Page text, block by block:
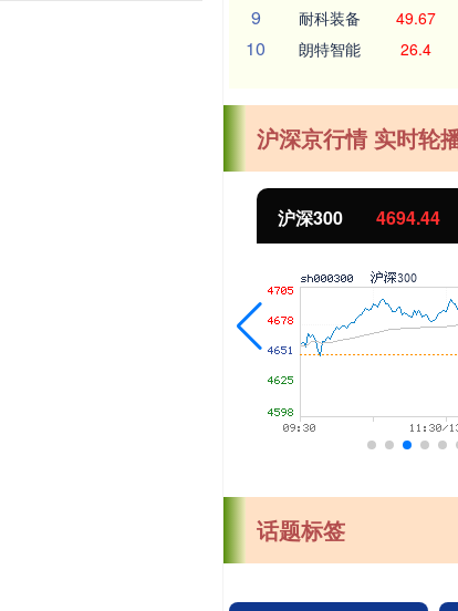
9 耐科装备 49.67
10 朗特智能 26.4
沪深京行情 实时轮
沪深300 4694.44
话题标签